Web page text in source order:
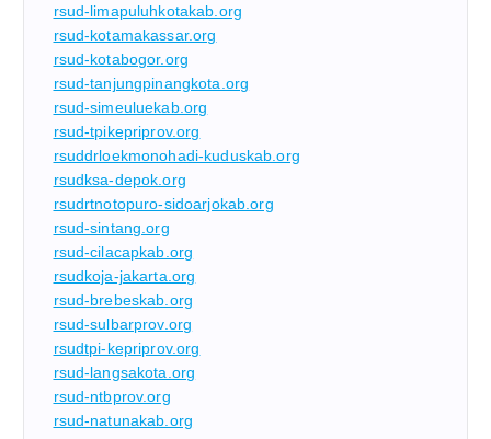
rsud-limapuluhkotakab.org
rsud-kotamakassar.org
rsud-kotabogor.org
rsud-tanjungpinangkota.org
rsud-simeuluekab.org
rsud-tpikepriprov.org
rsuddrloekmonohadi-kuduskab.org
rsudksa-depok.org
rsudrtnotopuro-sidoarjokab.org
rsud-sintang.org
rsud-cilacapkab.org
rsudkoja-jakarta.org
rsud-brebeskab.org
rsud-sulbarprov.org
rsudtpi-kepriprov.org
rsud-langsakota.org
rsud-ntbprov.org
rsud-natunakab.org